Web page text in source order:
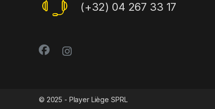
(+32) 04 267 33 17
© 2025 - Player Liège SPRL